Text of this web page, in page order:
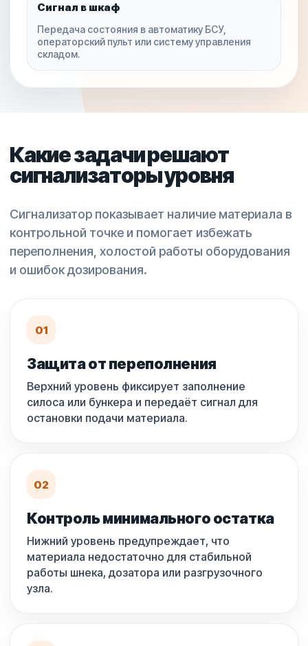
Сигнал в шкаф
Передача состояния в автоматику БСУ,
операторский пульт или систему управления
складом.
Какие задачи решают
сигнализаторы уровня
Сигнализатор показывает наличие материала в
контрольной точке и помогает избежать
переполнения, холостой работы оборудования
и ошибок дозирования.
01
Защита от переполнения
Верхний уровень фиксирует заполнение
силоса или бункера и передаёт сигнал для
остановки подачи материала.
02
Контроль минимального остатка
Нижний уровень предупреждает, что
материала недостаточно для стабильной
работы шнека, дозатора или разгрузочного
узла.